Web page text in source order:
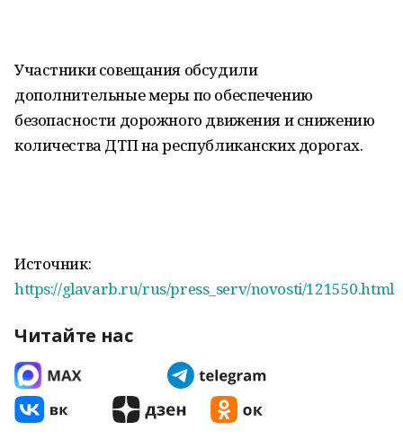
Участники совещания обсудили
дополнительные меры по обеспечению
безопасности дорожного движения и снижению
количества ДТП на республиканских дорогах.
Источник:
https://glavarb.ru/rus/press_serv/novosti/121550.html
Читайте нас